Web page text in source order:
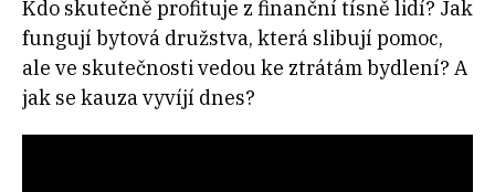
Kdo skutečně profituje z finanční tísně lidí? Jak
fungují bytová družstva, která slibují pomoc,
ale ve skutečnosti vedou ke ztrátám bydlení? A
jak se kauza vyvíjí dnes?